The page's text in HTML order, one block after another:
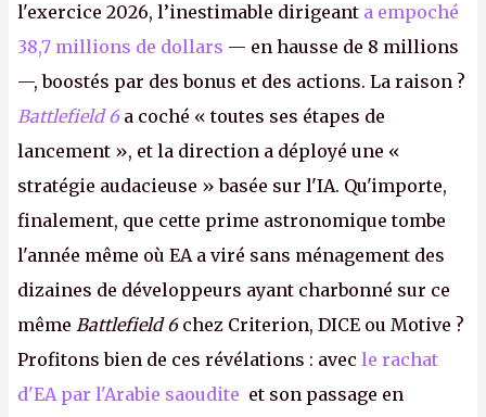
l'exercice 2026, l’inestimable dirigeant a empoché
38,7 millions de dollars — en hausse de 8 millions
—, boostés par des bonus et des actions. La raison ?
Battlefield 6 a coché « toutes ses étapes de
lancement », et la direction a déployé une «
stratégie audacieuse » basée sur l'IA. Qu'importe,
finalement, que cette prime astronomique tombe
l'année même où EA a viré sans ménagement des
dizaines de développeurs ayant charbonné sur ce
même Battlefield 6chez Criterion, DICE ou Motive ?
Profitons bien de ces révélations : avec le rachat
d'EA par l'Arabie saoudite et son passage en